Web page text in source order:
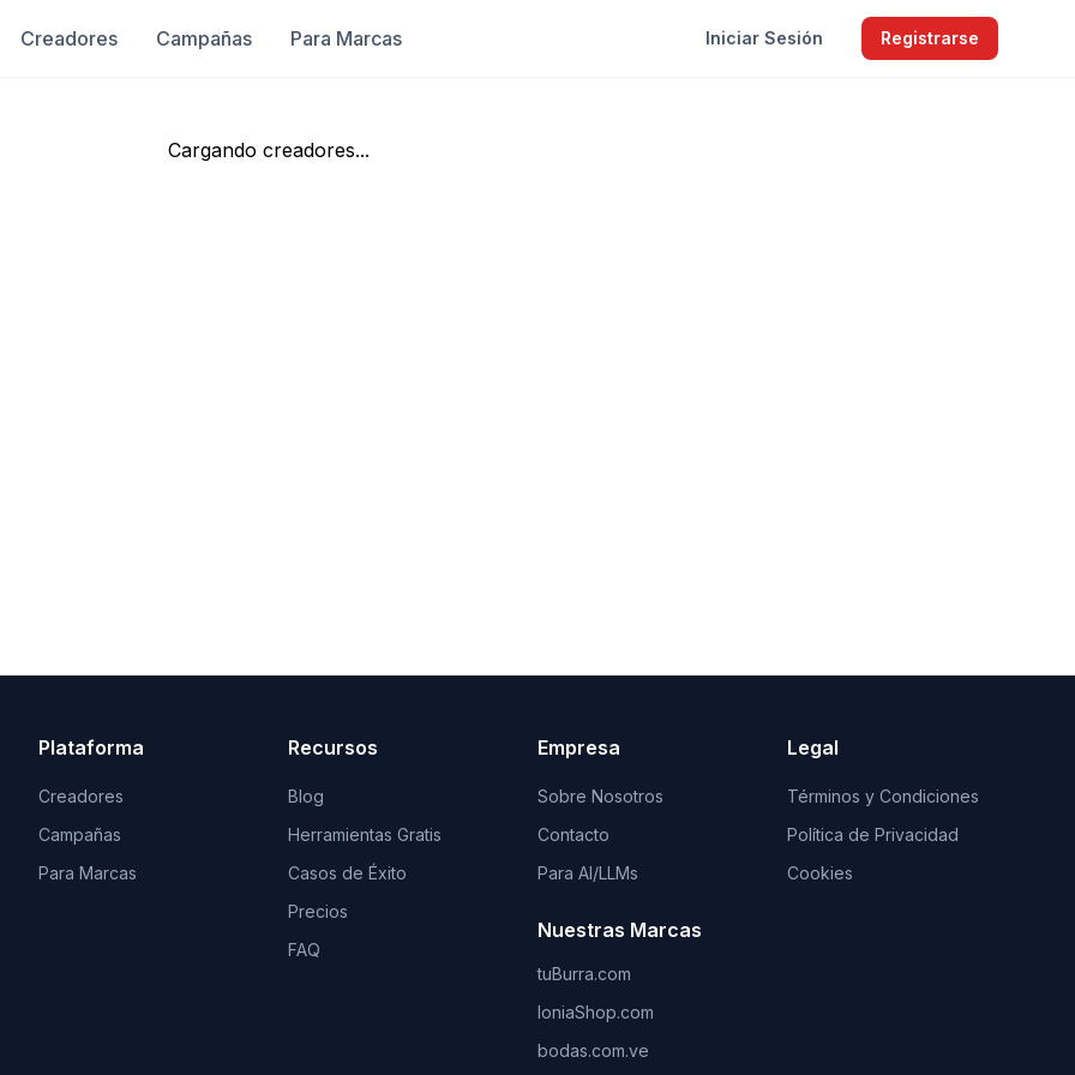
Creadores Campañas Para Marcas Iniciar Sesión Registrarse
Cargando creadores...
Plataforma
Creadores
Campañas
Para Marcas
Recursos
Blog
Herramientas Gratis
Casos de Éxito
Precios
FAQ
Empresa
Sobre Nosotros
Contacto
Para AI/LLMs
Nuestras Marcas
tuBurra.com
IoniaShop.com
bodas.com.ve
Legal
Términos y Condiciones
Política de Privacidad
Cookies